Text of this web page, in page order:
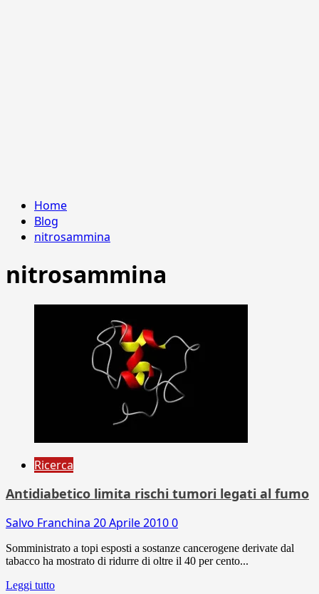
Home
Blog
nitrosammina
nitrosammina
Ricerca
Antidiabetico limita rischi tumori legati al fumo
Salvo Franchina 20 Aprile 20100
Somministrato a topi esposti a sostanze cancerogene derivate dal
tabacco ha mostrato di ridurre di oltre il 40 per cento...
Leggi tutto